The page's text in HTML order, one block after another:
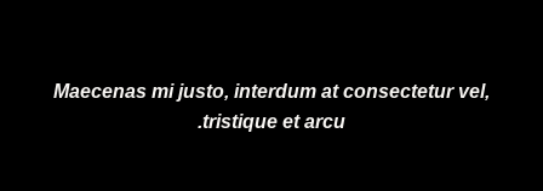
Maecenas mi justo, interdum at consectetur vel,
tristique et arcu.